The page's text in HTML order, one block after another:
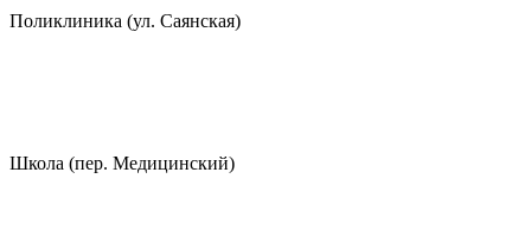
Поликлиника (ул. Саянская)
Школа (пер. Медицинский)